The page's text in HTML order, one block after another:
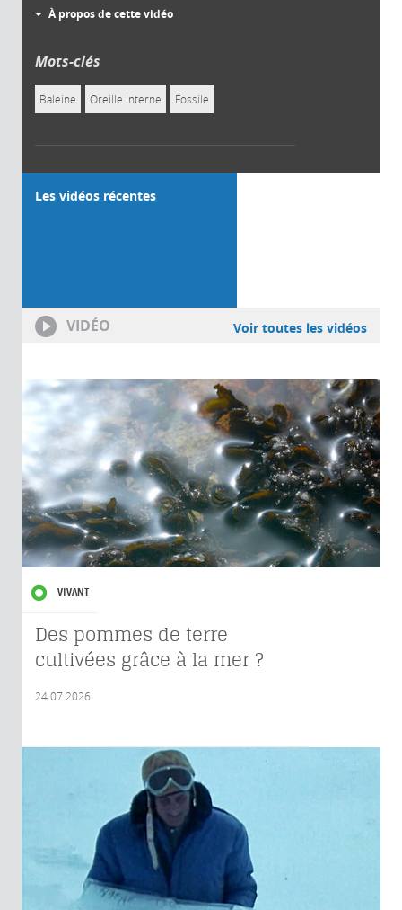
À propos de cette vidéo
Mots-clés
Baleine Oreille Interne Fossile
Les vidéos récentes
VIDÉO Voir toutes les vidéos
VIVANT
Des pommes de terre
cultivées grâce à la mer ?
24.07.2026